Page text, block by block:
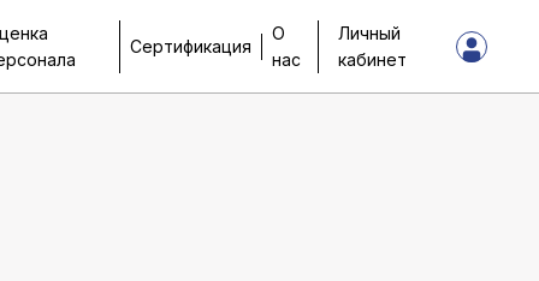
Сертификация
О
нас
Личный
кабинет